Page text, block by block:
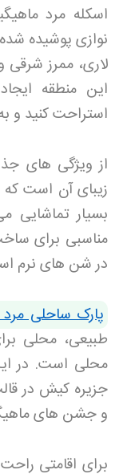
اسکله مرد
نوازی پوشیده
لاری، ممرز
این منطقه
استراحت کنید و
از ویژگی های
زیبای آن است که
بسیار تماشایی
مناسبی برای
در شن های نرم
پارک ساحلی
طبیعی، محلی
محلی است. در
جزیره کیش در
و جشن های
برای اقامتی